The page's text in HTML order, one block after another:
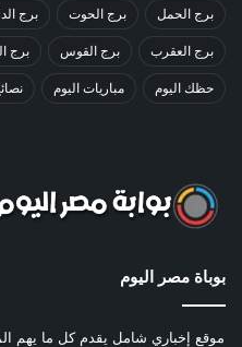
برج الحمل برج الحوت برج
برج العقرب برج القوس برج
حظك اليوم مباريات اليوم
بوباة مصر اليوم
موقع إخباري شامل يقدم كل ما يهم